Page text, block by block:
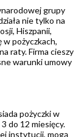
grupy
nie tylko na
Hiszpanii,
pożyczkach,
raty. Firma cieszy
warunki umowy
pożyczki w
do 12 miesięcy.
instytucji, mogą